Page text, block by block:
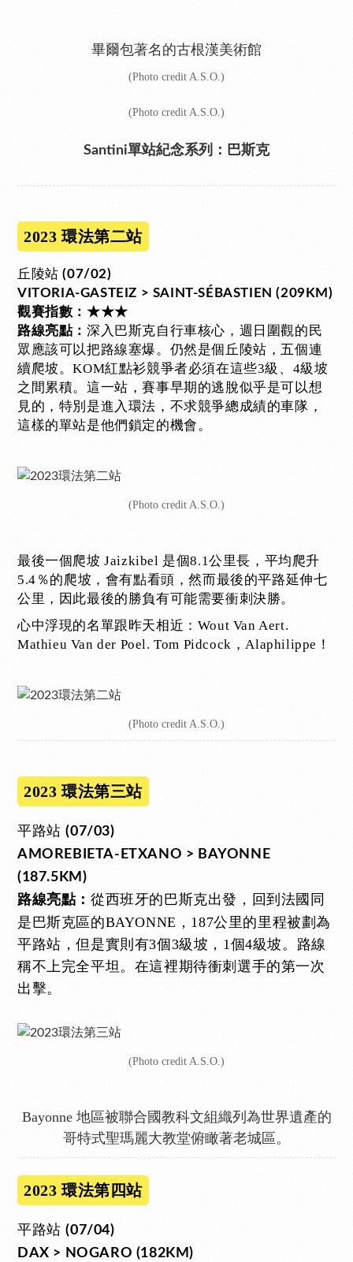
畢爾包著名的古根漢美術館
(Photo credit A.S.O.)
(Photo credit A.S.O.)
Santini單站紀念系列：巴斯克
2023 環法第二站
丘陵站(07/02)
VITORIA-GASTEIZ > SAINT-SÉBASTIEN (209KM)
觀賽指數：★★★
路線亮點： 深入巴斯克自行車核心，週日圍觀的民
眾應該可以把路線塞爆。仍然是個丘陵站，五個連
續爬坡。KOM紅點衫競爭者必須在這些3級、4級坡
之間累積。這一站，賽事早期的逃脫似乎是可以想
見的，特別是進入環法，不求競爭總成績的車隊，
這樣的單站是他們鎖定的機會。
(Photo credit A.S.O.)
最後一個爬坡 Jaizkibel 是個8.1公里長，平均爬升
5.4％的爬坡，會有點看頭，然而最後的平路延伸七
公里，因此最後的勝負有可能需要衝刺決勝。
心中浮現的名單跟昨天相近：Wout Van Aert.
Mathieu Van der Poel. Tom Pidcock，Alaphilippe！
(Photo credit A.S.O.)
2023 環法第三站
平路站(07/03)
AMOREBIETA-ETXANO > BAYONNE
(187.5KM)
路線亮點： 從西班牙的巴斯克出發，回到法國同
是巴斯克區的BAYONNE，187公里的里程被劃為
平路站，但是實則有3個3級坡，1個4級坡。路線
稱不上完全平坦。在這裡期待衝刺選手的第一次
出擊。
(Photo credit A.S.O.)
Bayonne 地區被聯合國教科文組織列為世界遺產的
哥特式聖瑪麗大教堂俯瞰著老城區。
2023 環法第四站
平路站(07/04)
DAX > NOGARO (182KM)